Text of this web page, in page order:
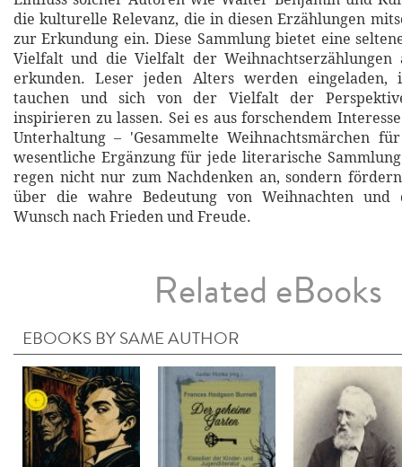
die kulturelle Relevanz, die in diesen Erzählungen
zur Erkundung ein. Diese Sammlung bietet eine
Vielfalt und die Vielfalt der
erkunden. Leser jeden Alters werden
tauchen und sich von der Vielfalt der
inspirieren zu lassen. Sei es aus forschendem
Unterhaltung – 'Gesammelte Weihnachtsmärchen
wesentliche Ergänzung für jede literarische
regen nicht nur zum Nachdenken an, sondern
über die wahre Bedeutung von Weihnachten und
Wunsch nach Frieden und Freude.
Related eBooks
EBOOKS BY SAME AUTHOR